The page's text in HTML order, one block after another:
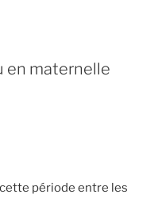
en maternelle
période entre les